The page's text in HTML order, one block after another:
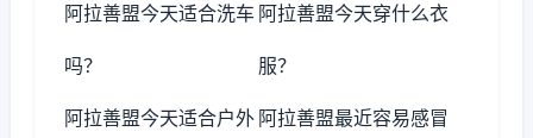
阿拉善盟今天适合洗车
吗？
阿拉善盟今天穿什么衣
服？
阿拉善盟今天适合户外 阿拉善盟最近容易感冒